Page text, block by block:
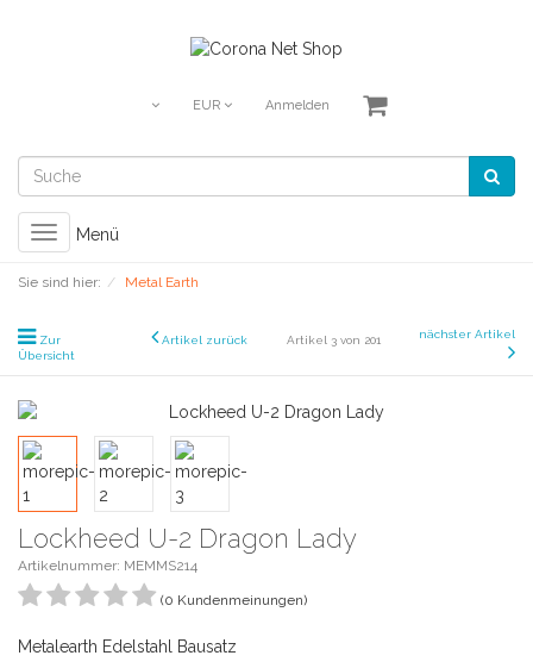
EUR Anmelden
Toggle
navigation
Menü
Sie sind hier: Metal Earth
Zur
Übersicht
Artikel zurück Artikel 3 von 201 nächster Artikel
Lockheed U-2 Dragon Lady
Artikelnummer: MEMMS214
(0 Kundenmeinungen)
Metalearth Edelstahl Bausatz